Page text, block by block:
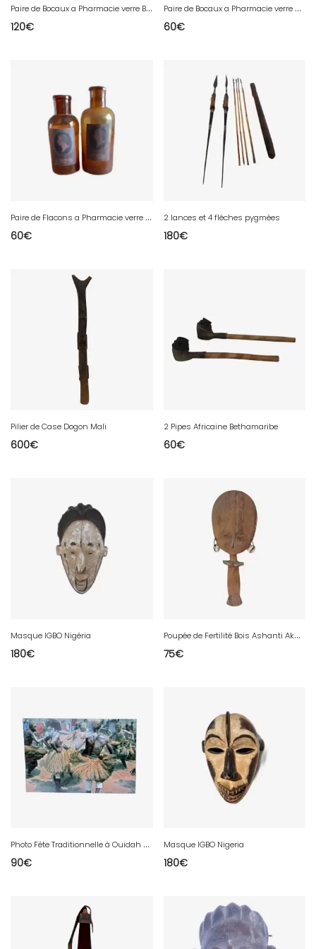
P
aire de Bocaux a Pharmacie verre Bleu
120€
P
aire de Bocaux a Pharmacie verre Marron
60€
P
aire de Flacons a Pharmacie verre Marron
60€
2 lances et 4 fléches pygmées
180€
Pilier de Case Dogon Mali
600€
2 Pipes Africaine Bethamaribe
60€
Masque IGBO Nigéria
180€
P
oupée de Fertilité Bois Ashanti Akwaba
75€
P
hoto Féte Traditionnelle à Ouidah Bénin
90€
Masque IGBO Nigeria
180€